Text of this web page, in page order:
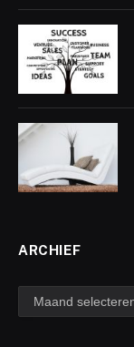
ARCHIEF
archief